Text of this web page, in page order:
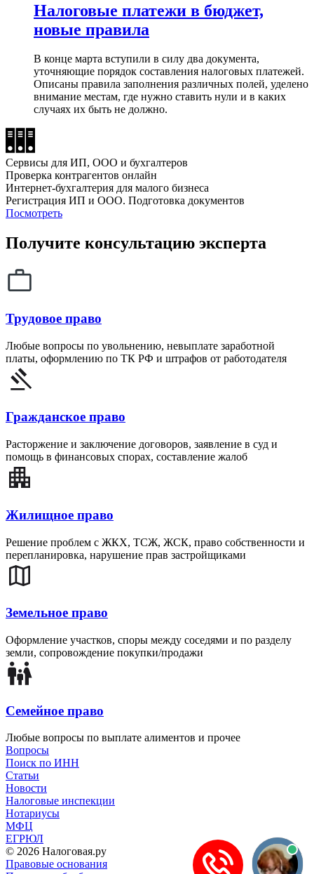
Налоговые платежи в бюджет,
новые правила
В конце марта вступили в силу два документа,
уточняющие порядок составления налоговых платежей.
Описаны правила заполнения различных полей, уделено
внимание местам, где нужно ставить нули и в каких
случаях их быть не должно.
Сервисы для ИП, ООО и бухгалтеров
Проверка контрагентов онлайн
Интернет-бухгалтерия для малого бизнеса
Регистрация ИП и ООО. Подготовка документов
Посмотреть
Получите консультацию эксперта
Трудовое право
Любые вопросы по увольнению, невыплате заработной
платы, оформлению по ТК РФ и штрафов от работодателя
Гражданское право
Расторжение и заключение договоров, заявление в суд и
помощь в финансовых спорах, составление жалоб
Жилищное право
Решение проблем с ЖКХ, ТСЖ, ЖСК, право собственности и
перепланировка, нарушение прав застройщиками
Земельное право
Оформление участков, споры между соседями и по разделу
земли, сопровождение покупки/продажи
Семейное право
Любые вопросы по выплате алиментов и прочее
Вопросы
Поиск по ИНН
Статьи
Новости
Налоговые инспекции
Нотариусы
МФЦ
ЕГРЮЛ
© 2026 Налоговая.ру
Правовые основания